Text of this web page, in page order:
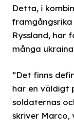
Detta, i
Ryssland,
många
”Det finns
har en väldigt
soldaternas
skriver